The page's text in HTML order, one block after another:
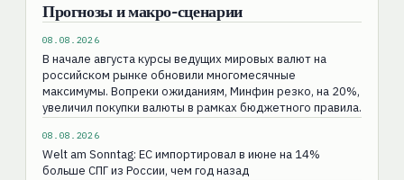
Прогнозы и макро-сценарии
08.08.2026
В начале августа курсы ведущих мировых валют на
российском рынке обновили многомесячные
максимумы. Вопреки ожиданиям, Минфин резко, на 20%,
увеличил покупки валюты в рамках бюджетного правила.
08.08.2026
Welt am Sonntag: ЕС импортировал в июне на 14%
больше СПГ из России, чем год назад